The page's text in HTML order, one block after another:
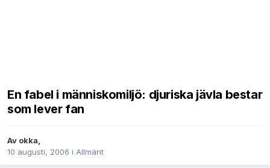
En fabel i människomiljö: djuriska jävla bestar
som lever fan
Av okka,
10 augusti, 2006 i Allmänt